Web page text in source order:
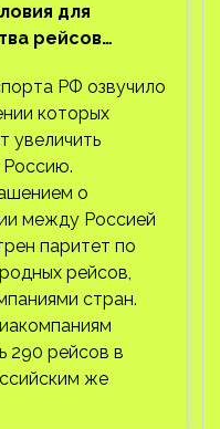
для
рейсов
РФ озвучило
которых
увеличить
Россию.
о
между Россией
паритет по
рейсов,
стран.
290 рейсов в
же